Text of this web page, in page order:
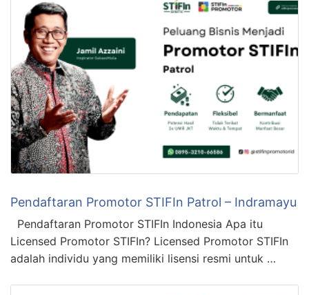
Pendaftaran Promotor STIFIn Patrol – Indramayu
Pendaftaran Promotor STIFIn Indonesia Apa itu
Licensed Promotor STIFIn? Licensed Promotor STIFIn
adalah individu yang memiliki lisensi resmi untuk …